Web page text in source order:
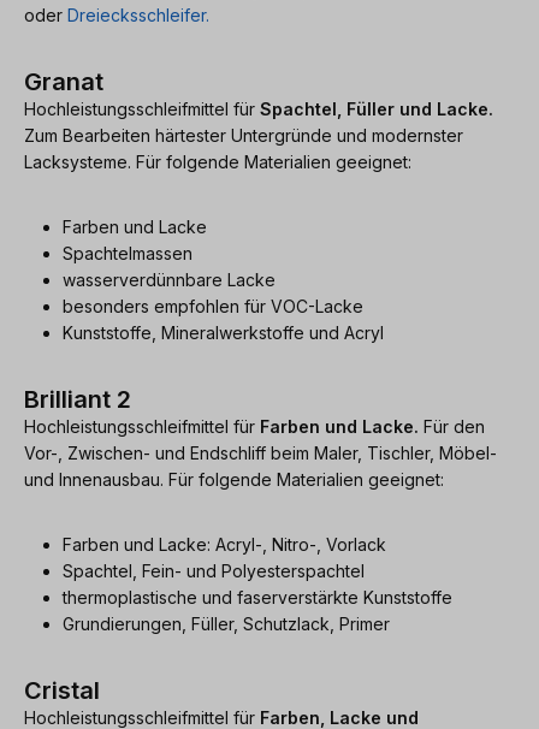
oder Dreiecksschleifer.
Granat
Hochleistungsschleifmittel für Spachtel, Füller und Lacke.
Zum Bearbeiten härtester Untergründe und modernster
Lacksysteme. Für folgende Materialien geeignet:
Farben und Lacke
Spachtelmassen
wasserverdünnbare Lacke
besonders empfohlen für VOC-Lacke
Kunststoffe, Mineralwerkstoffe und Acryl
Brilliant 2
Hochleistungsschleifmittel für Farben und Lacke. Für den
Vor-, Zwischen- und Endschliff beim Maler, Tischler, Möbel-
und Innenausbau. Für folgende Materialien geeignet:
Farben und Lacke: Acryl-, Nitro-, Vorlack
Spachtel, Fein- und Polyesterspachtel
thermoplastische und faserverstärkte Kunststoffe
Grundierungen, Füller, Schutzlack, Primer
Cristal
Hochleistungsschleifmittel für Farben, Lacke und